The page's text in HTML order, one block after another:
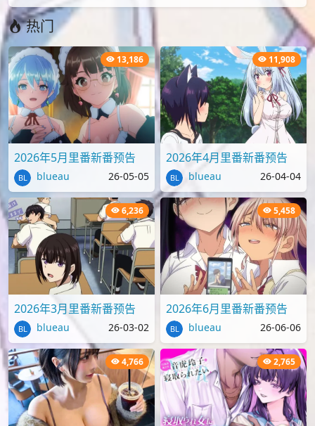
热门
13,186
2026年5月里番新番预告
blueau 26-05-05
11,908
2026年4月里番新番预告
blueau 26-04-04
6,236
2026年3月里番新番预告
blueau 26-03-02
5,458
2026年6月里番新番预告
blueau 26-06-06
4,766 2,765